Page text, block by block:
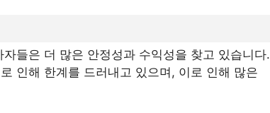
들은 더 많은 안정성과 수익성을 찾고 있습니다.
인해 한계를 드러내고 있으며, 이로 인해 많은